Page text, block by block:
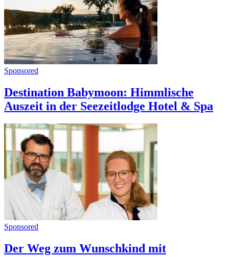
Sponsored
Destination Babymoon: Himmlische
Auszeit in der Seezeitlodge Hotel & Spa
Sponsored
Der Weg zum Wunschkind mit